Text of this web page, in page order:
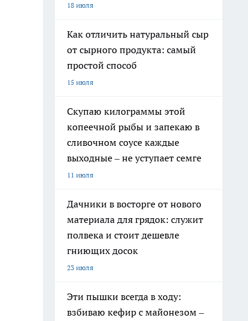
18 июля
Как отличить натуральный сыр
от сырного продукта: самый
простой способ
15 июля
Скупаю килограммы этой
копеечной рыбы и запекаю в
сливочном соусе каждые
выходные – не уступает семге
11 июля
Дачники в восторге от нового
материала для грядок: служит
полвека и стоит дешевле
гниющих досок
23 июля
Эти пышки всегда в ходу:
взбиваю кефир с майонезом –